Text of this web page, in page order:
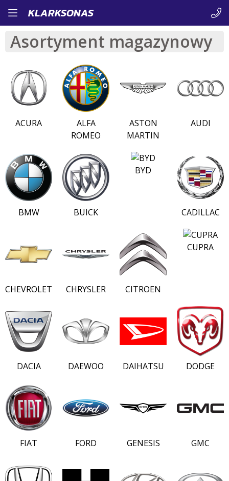
Przejdź
do
treści
KLARKSONAS
Asortyment magazynowy
ACURA
ALFA
ROMEO
ASTON
MARTIN
AUDI
BMW BUICK
BYD
CADILLAC
CHEVROLET CHRYSLER CITROEN
CUPRA
DACIA DAEWOO DAIHATSU DODGE
FIAT FORD GENESIS GMC